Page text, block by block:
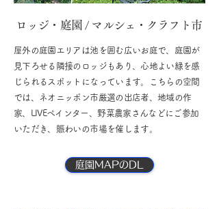
ロッジ・庭園 / マルシェ・クラフト市
屋外の庭園エリアは池を囲む広いお庭で、庭園が
見下ろせる隣接のロッジもあり、心地よい緑を感
じられるスポットになっています。こちらの空間
では、ネオニッポン市厳選の出店者、地域の作
家、LIVEペインター、野菜農家さんなどにご参加
いただき、賑わいの市場を催します。
庭園MAPのDL